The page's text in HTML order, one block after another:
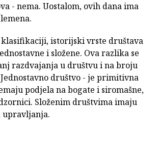
- nema. Uostalom, ovih dana ima
istorijski vrste društava
i složene. Ova razlika se
razdvajanja u društvu i na broju
društvo - je primitivna
podjela na bogate i siromašne,
Složenim društvima imaju